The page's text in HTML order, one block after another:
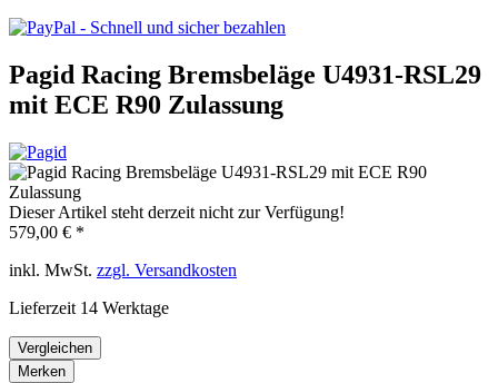
Pagid Racing Bremsbeläge U4931-RSL29
mit ECE R90 Zulassung
Dieser Artikel steht derzeit nicht zur Verfügung!
579,00 € *
inkl. MwSt. zzgl. Versandkosten
Lieferzeit 14 Werktage
Vergleichen
Merken